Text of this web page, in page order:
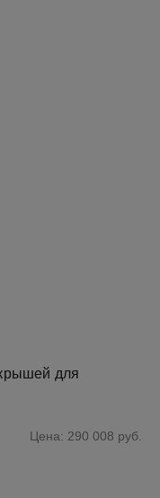
для
Цена: 290 008 руб.